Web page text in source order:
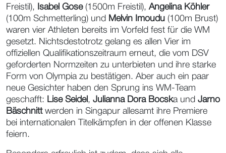
Freistil),
Isabel Gose (1500m Freistil), Angelina Köhler
(100m Schmetterling) und Melvin Imoudu (100m Brust)
waren vier Athleten bereits im Vorfeld fest für die WM
gesetzt. Nichtsdestotrotz gelang es allen Vier im
offiziellen Qualifikationszeitraum erneut, die vom DSV
geforderten Normzeiten zu unterbieten und ihre starke
Form von Olympia zu bestätigen. Aber auch ein paar
neue Gesichter haben den Sprung ins WM-Team
geschafft: Lise Seidel, Julianna Dora Bocska und Jarno
Bäschnitt werden in Singapur allesamt ihre Premiere
bei internationalen Titelkämpfen in der offenen Klasse
feiern.